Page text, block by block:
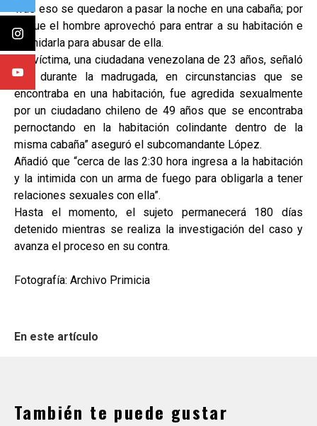
Tras eso se quedaron a pasar la noche en una cabaña; por
lo que el hombre aprovechó para entrar a su habitación e
intimidarla para abusar de ella.
“La víctima, una ciudadana venezolana de 23 años, señaló
que durante la madrugada, en circunstancias que se
encontraba en una habitación, fue agredida sexualmente
por un ciudadano chileno de 49 años que se encontraba
pernoctando en la habitación colindante dentro de la
misma cabaña” aseguró el subcomandante López.
Añadió que “cerca de las 2:30 hora ingresa a la habitación
y la intimida con un arma de fuego para obligarla a tener
relaciones sexuales con ella”.
Hasta el momento, el sujeto permanecerá 180 días
detenido mientras se realiza la investigación del caso y
avanza el proceso en su contra.
Fotografía: Archivo Primicia
En este artículo
También te puede gustar